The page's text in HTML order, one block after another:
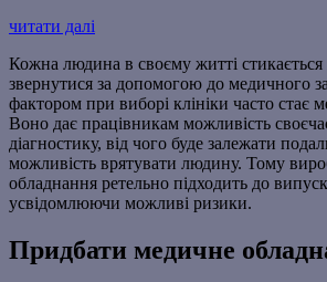
читати далі
Кожна людина в своєму житті стикається
звернутися за допомогою до медичного
фактором при виборі клініки часто стає
Воно дає працівникам можливість
діагностику, від чого буде залежати
можливість врятувати людину. Тому
обладнання ретельно підходить до
усвідомлюючи можливі ризики.
Придбати медичне